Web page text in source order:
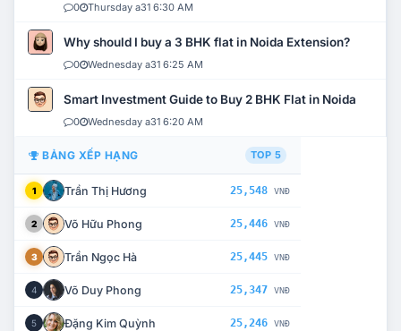
0 Thursday a31 6:30 AM
Why should I buy a 3 BHK flat in Noida Extension?
0 Wednesday a31 6:25 AM
Smart Investment Guide to Buy 2 BHK Flat in Noida
0 Wednesday a31 6:20 AM
BẢNG XẾP HẠNG TOP 5
1 Trần Thị Hương 25,548 VNĐ
2 Võ Hữu Phong 25,446 VNĐ
3 Trần Ngọc Hà 25,445 VNĐ
4 Võ Duy Phong 25,347 VNĐ
5 Đặng Kim Quỳnh 25,246 VNĐ